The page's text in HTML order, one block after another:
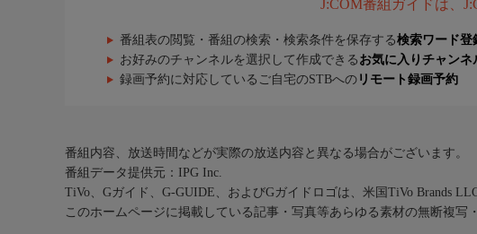
J:COM番組ガイドは、
番組表の閲覧・番組の検索・検索条件を保存する検索ワード登
お好みのチャンネルを選択して作成できる お気に入りチャンネ
録画予約に対応しているご自宅のSTBへの リモート録画予約
番組内容、放送時間などが実際の放送内容と異なる場合がございます。
番組データ提供元：IPG Inc.
TiVo、Gガイド、G-GUIDE、およびGガイドロゴは、米国TiVo Brands
このホームページに掲載している記事・写真等あらゆる素材の無断複写